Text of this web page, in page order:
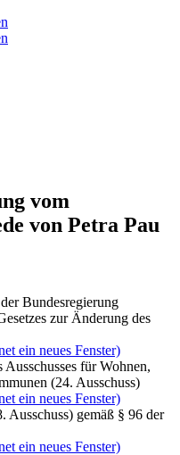
vom
von Petra Pau
Bundesregierung
zur Änderung des
ein neues Fenster)
für Wohnen,
(24. Ausschuss)
ein neues Fenster)
Ausschuss) gemäß § 96 der
ein neues Fenster)